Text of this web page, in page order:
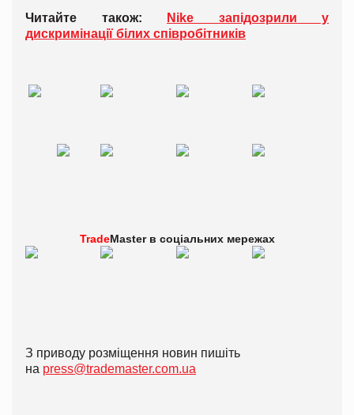
Читайте також:
Nike запідозрили у
дискримінації білих співробітників
TradeMaster в соціальних мережах
З приводу розміщення новин пишіть
на press@trademaster.com.ua